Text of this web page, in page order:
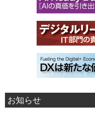
お知らせ